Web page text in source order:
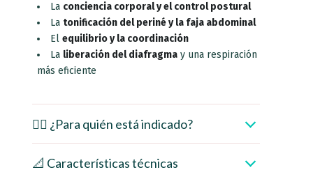
La conciencia corporal y el control postural
La tonificación del periné y la faja abdominal
Elequilibrio y la coordinación
La liberación del diafragma y una respiración
más eficiente
👩‍⚕️ ¿Para quién está indicado?
📐 Características técnicas